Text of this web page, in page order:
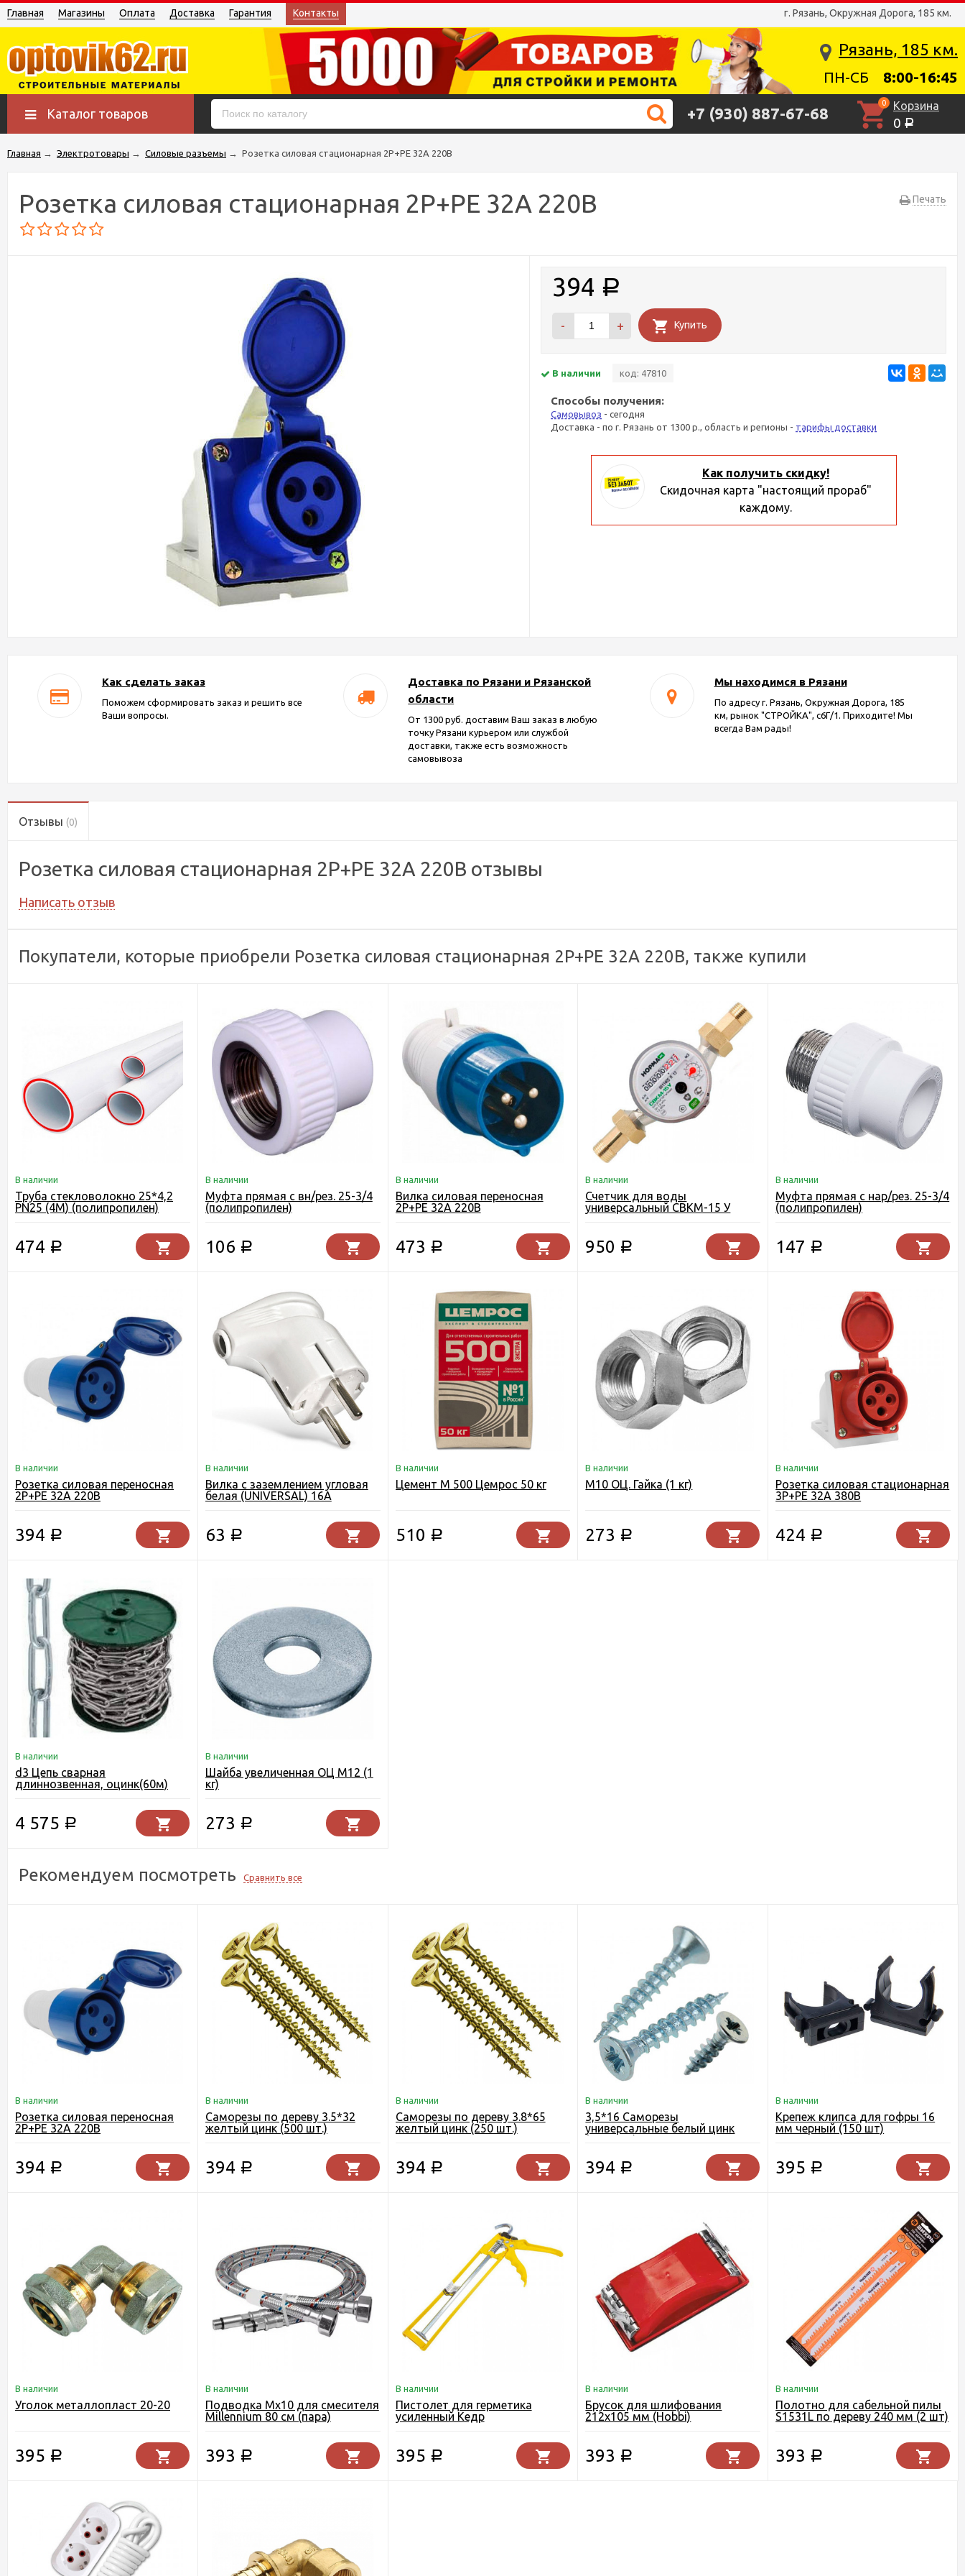
г. Рязань, Окружная Дорога, 185 км.
Главная Магазины Оплата Доставка Гарантия Контакты
Рязань, 185 км.
ПН-СБ 8:00-16:45
Каталог товаров +7 (930) 887-67-68
0 Корзина
0 Р
Главная → Электротовары → Силовые разъемы → Розетка силовая стационарная 2P+PE 32A 220B
Печать
Розетка силовая стационарная 2P+PE 32A 220B
394 Р
- + Купить
В наличии код: 47810
Способы получения:
Самовывоз - сегодня
Доставка - по г. Рязань от 1300 р., область и регионы - тарифы доставки
Как получить скидку!
Скидочная карта "настоящий прораб"
каждому.
Как сделать заказ
Поможем сформировать заказ и решить все
Ваши вопросы.
Доставка по Рязани и Рязанской
области
От 1300 руб. доставим Ваш заказ в любую
точку Рязани курьером или службой
доставки, также есть возможность
самовывоза
Мы находимся в Рязани
По адресу г. Рязань, Окружная Дорога, 185
км, рынок "СТРОЙКА", с6Г/1. Приходите! Мы
всегда Вам рады!
Отзывы (0)
Розетка силовая стационарная 2P+PE 32A 220B отзывы
Написать отзыв
Покупатели, которые приобрели Розетка силовая стационарная 2P+PE 32A 220B, также купили
В наличии
Труба стекловолокно 25*4,2
PN25 (4М) (полипропилен)
474 Р
В наличии
Муфта прямая с вн/рез. 25-3/4
(полипропилен)
106 Р
В наличии
Вилка силовая переносная
2P+PE 32A 220B
473 Р
В наличии
Счетчик для воды
универсальный СВКМ-15 У
950 Р
В наличии
Муфта прямая с нар/рез. 25-3/4
(полипропилен)
147 Р
В наличии
Розетка силовая переносная
2P+PE 32A 220B
394 Р
В наличии
Вилка с заземлением угловая
белая (UNIVERSAL) 16А
63 Р
В наличии
Цемент М 500 Цемрос 50 кг
510 Р
В наличии
М10 ОЦ. Гайка (1 кг)
273 Р
В наличии
Розетка силовая стационарная
3Р+РЕ 32А 380В
424 Р
В наличии
d3 Цепь сварная
длиннозвенная, оцинк(60м)
4 575 Р
В наличии
Шайба увеличенная ОЦ М12 (1
кг)
273 Р
Рекомендуем посмотреть Сравнить все
В наличии
Розетка силовая переносная
2P+PE 32A 220B
394 Р
В наличии
Саморезы по дереву 3.5*32
желтый цинк (500 шт.)
394 Р
В наличии
Саморезы по дереву 3.8*65
желтый цинк (250 шт.)
394 Р
В наличии
3,5*16 Саморезы
универсальные белый цинк
(1000 шт)
394 Р
В наличии
Крепеж клипса для гофры 16
мм черный (150 шт)
395 Р
В наличии
Уголок металлопласт 20-20
395 Р
В наличии
Подводка Мх10 для смесителя
Millennium 80 см (пара)
393 Р
В наличии
Пистолет для герметика
усиленный Кедр
395 Р
В наличии
Брусок для шлифования
212х105 мм (Hobbi)
393 Р
В наличии
Полотно для сабельной пилы
S1531L по дереву 240 мм (2 шт)
393 Р